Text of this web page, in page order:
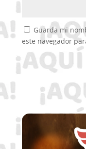
Guarda mi
este navegador